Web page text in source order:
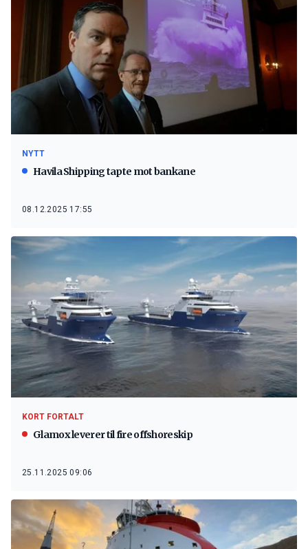
NYTT
Havila Shipping tapte mot bankane
08.12.2025 17:55
KORT FORTALT
Glamox leverer til fire offshoreskip
25.11.2025 09:06